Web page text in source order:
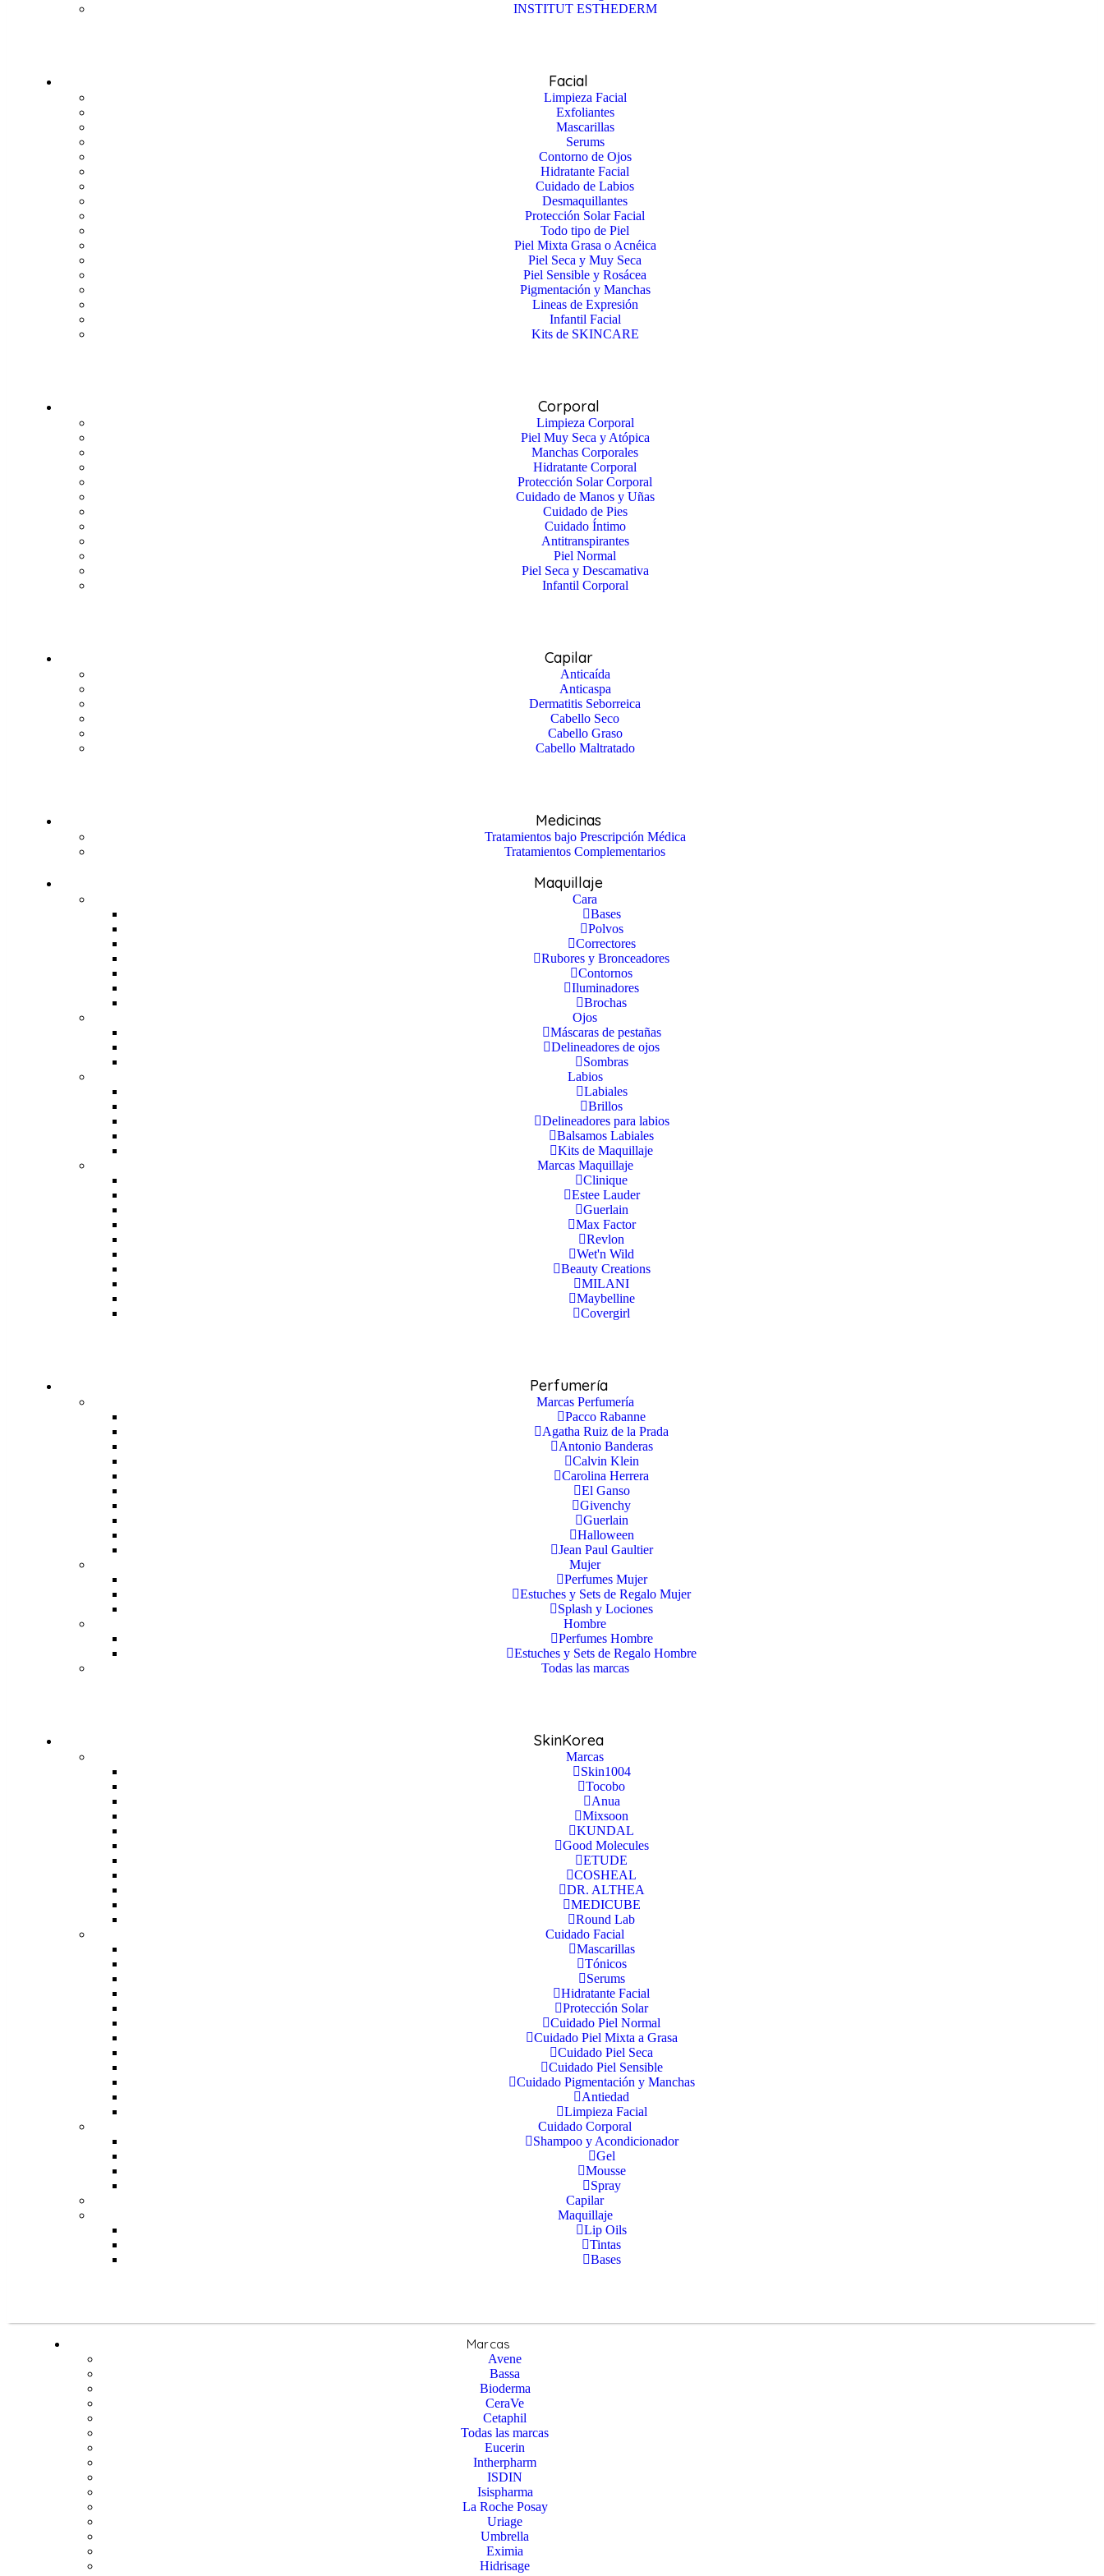
INSTITUT ESTHEDERM
Facial
Limpieza Facial
Exfoliantes
Mascarillas
Serums
Contorno de Ojos
Hidratante Facial
Cuidado de Labios
Desmaquillantes
Protección Solar Facial
Todo tipo de Piel
Piel Mixta Grasa o Acnéica
Piel Seca y Muy Seca
Piel Sensible y Rosácea
Pigmentación y Manchas
Lineas de Expresión
Infantil Facial
Kits de SKINCARE
Corporal
Limpieza Corporal
Piel Muy Seca y Atópica
Manchas Corporales
Hidratante Corporal
Protección Solar Corporal
Cuidado de Manos y Uñas
Cuidado de Pies
Cuidado Íntimo
Antitranspirantes
Piel Normal
Piel Seca y Descamativa
Infantil Corporal
Capilar
Anticaída
Anticaspa
Dermatitis Seborreica
Cabello Seco
Cabello Graso
Cabello Maltratado
Medicinas
Tratamientos bajo Prescripción Médica
Tratamientos Complementarios
Maquillaje
Cara
Bases
Polvos
Correctores
Rubores y Bronceadores
Contornos
Iluminadores
Brochas
Ojos
Máscaras de pestañas
Delineadores de ojos
Sombras
Labios
Labiales
Brillos
Delineadores para labios
Balsamos Labiales
Kits de Maquillaje
Marcas Maquillaje
Clinique
Estee Lauder
Guerlain
Max Factor
Revlon
Wet'n Wild
Beauty Creations
MILANI
Maybelline
Covergirl
Perfumería
Marcas Perfumería
Pacco Rabanne
Agatha Ruiz de la Prada
Antonio Banderas
Calvin Klein
Carolina Herrera
El Ganso
Givenchy
Guerlain
Halloween
Jean Paul Gaultier
Mujer
Perfumes Mujer
Estuches y Sets de Regalo Mujer
Splash y Lociones
Hombre
Perfumes Hombre
Estuches y Sets de Regalo Hombre
Todas las marcas
SkinKorea
Marcas
Skin1004
Tocobo
Anua
Mixsoon
KUNDAL
Good Molecules
ETUDE
COSHEAL
DR. ALTHEA
MEDICUBE
Round Lab
Cuidado Facial
Mascarillas
Tónicos
Serums
Hidratante Facial
Protección Solar
Cuidado Piel Normal
Cuidado Piel Mixta a Grasa
Cuidado Piel Seca
Cuidado Piel Sensible
Cuidado Pigmentación y Manchas
Antiedad
Limpieza Facial
Cuidado Corporal
Shampoo y Acondicionador
Gel
Mousse
Spray
Capilar
Maquillaje
Lip Oils
Tintas
Bases
Marcas
Avene
Bassa
Bioderma
CeraVe
Cetaphil
Todas las marcas
Eucerin
Intherpharm
ISDIN
Isispharma
La Roche Posay
Uriage
Umbrella
Eximia
Hidrisage